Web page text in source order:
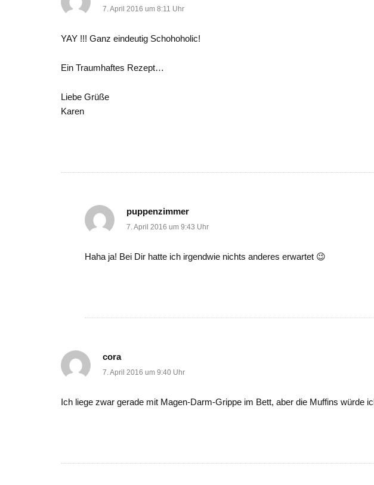
7. April 2016 um 8:11 Uhr
YAY !!! Ganz eindeutig Schohoholic!
Ein Traumhaftes Rezept…
Liebe Grüße
Karen
puppenzimmer
7. April 2016 um 9:43 Uhr
Haha ja! Bei Dir hatte ich irgendwie nichts anderes erwartet 😉
cora
7. April 2016 um 9:40 Uhr
Ich liege zwar gerade mit Magen-Darm-Grippe im Bett, aber die Muffins würde